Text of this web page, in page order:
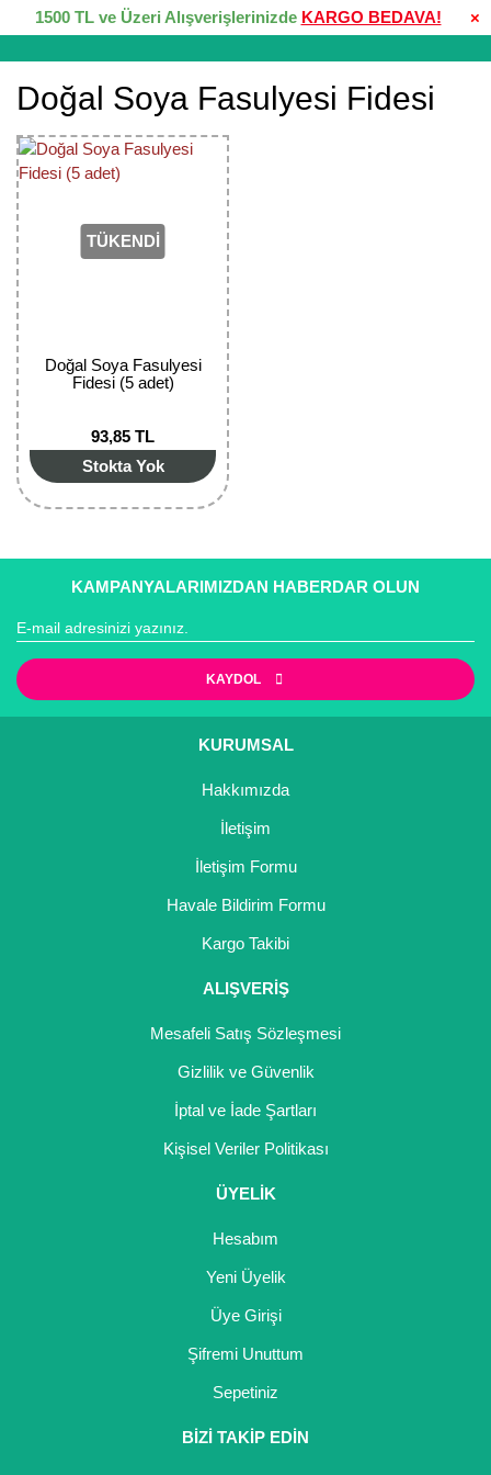
×
1500 TL ve Üzeri Alışverişlerinizde KARGO BEDAVA!
Doğal Soya Fasulyesi Fidesi
TÜKENDİ
Doğal Soya Fasulyesi
Fidesi (5 adet)
93,85 TL
Stokta Yok
KAMPANYALARIMIZDAN HABERDAR OLUN
KAYDOL
KURUMSAL
Hakkımızda
İletişim
İletişim Formu
Havale Bildirim Formu
Kargo Takibi
ALIŞVERİŞ
Mesafeli Satış Sözleşmesi
Gizlilik ve Güvenlik
İptal ve İade Şartları
Kişisel Veriler Politikası
ÜYELİK
Hesabım
Yeni Üyelik
Üye Girişi
Şifremi Unuttum
Sepetiniz
BİZİ TAKİP EDİN